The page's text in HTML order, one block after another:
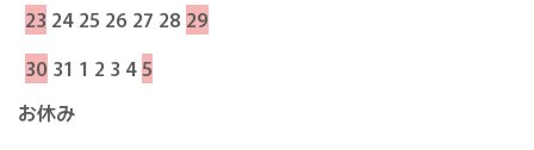
23 24 25 26 27 28 29
30 31 1 2 3 45
お休み